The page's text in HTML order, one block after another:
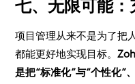
七、无限可能：
项目管理从来不是为了把
都能更好地实现目标。
是把“标准化”与“个性化”